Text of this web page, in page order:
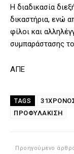
Η διαδικασία
δικαστήρια, ενώ
φίλοι και
συμπαράστασης
ΑΠΕ
TAGS
ΠΡΟΦΥΛΑΚΙΣΗ
Προηγούμενο